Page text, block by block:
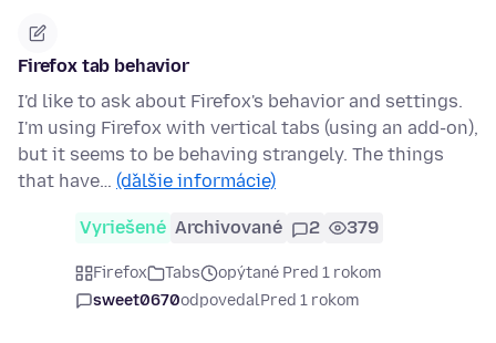
Firefox tab behavior
I'd like to ask about Firefox's behavior and settings.
I'm using Firefox with vertical tabs (using an add-on),
but it seems to be behaving strangely. The things
that have… (ďalšie informácie)
Vyriešené Archivované 2 379
Firefox Tabs
opýtané Pred 1 rokom
sweet0670odpovedalPred 1 rokom